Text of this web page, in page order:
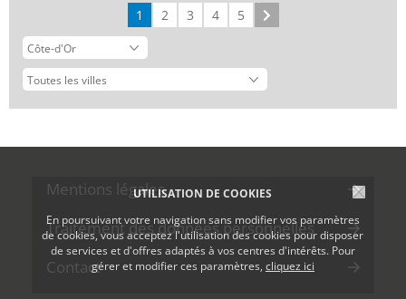
UTILISATION DE COOKIES
En poursuivant votre navigation sans modifier vos paramètres
de cookies, vous acceptez l'utilisation des cookies pour disposer
de services et d'offres adaptés à vos centres d'intérêts. Pour
gérer et modifier ces paramètres, cliquez ici
1 2 3 4 5
Mentions légales
Traitement des données personnelles
Contact